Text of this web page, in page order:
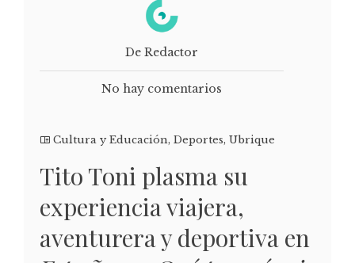
De Redactor
No hay comentarios
Cultura y Educación, Deportes, Ubrique
Tito Toni plasma su
experiencia viajera,
aventurera y deportiva en